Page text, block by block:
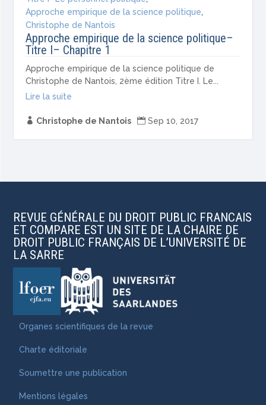
Approche empirique de la science politique,
Christophe de Nantois
Approche empirique de la science politique–
Titre I– Chapitre 1
Approche empirique de la science politique de
Christophe de Nantois, 2ème édition Titre I. Le...
Lire la suite
 Christophe de Nantois  Sep 10, 2017
REVUE GÉNÉRALE DU DROIT PUBLIC FRANCAIS
ET COMPARE EST UN SITE DE LA CHAIRE DE
DROIT PUBLIC FRANÇAIS DE L’UNIVERSITÉ DE
LA SARRE
Organes scientifiques de la revue
Charte éditoriale
Soumettre une publication
Mentions légales